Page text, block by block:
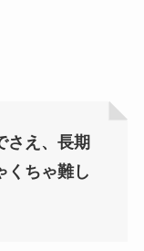
さえ、長期
くちゃ難し